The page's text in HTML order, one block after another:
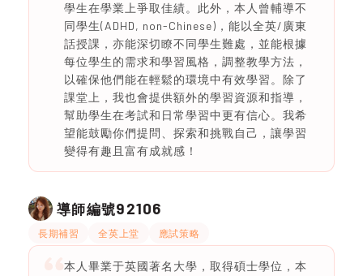
學生在學業上爭取佳績。此外，本人曾輔導不
同學生(ADHD, non-Chinese)，能以全英/廣東
話授課，亦能深切瞭不同學生難處，並能根據
每位學生的需求和學習風格，調整教學方法，
以確保他們能在輕鬆的環境中有效學習。除了
課堂上，我也會提供額外的學習資源和指導，
幫助學生在考試和日常學習中更有信心。我希
望能鼓勵你們提問、探索和挑戰自己，讓學習
變得有趣且富有成就感！
導師編號92106
長期補習 全英上堂 應試策略
本人畢業于英國著名大學，取得碩士學位，本